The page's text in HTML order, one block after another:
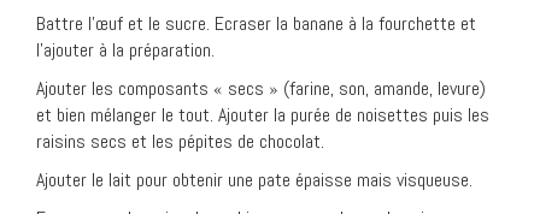
Battre l’œuf et le sucre. Ecraser la banane à la fourchette et
l’ajouter à la préparation.
Ajouter les composants « secs » (farine, son, amande, levure)
et bien mélanger le tout. Ajouter la purée de noisettes puis les
raisins secs et les pépites de chocolat.
Ajouter le lait pour obtenir une pate épaisse mais visqueuse.